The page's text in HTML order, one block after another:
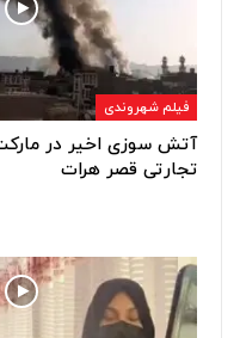
فیلم شهروندی
آتش سوزی اخیر در
تجارتی قصر هرات